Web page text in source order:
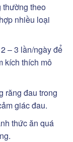
thường theo
nhiều loại
– 3 lần/ngày để
kích thích mô
răng đau trong
giác đau.
thức ăn quá